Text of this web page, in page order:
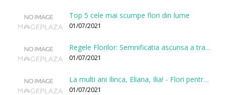
Top 5 cele mai scumpe flori din lume
01/07/2021
Regele Florilor: Semnificatia ascunsa a trandafirului
01/07/2021
La multi ani Ilinca, Eliana, Ilia! - Flori pentru doamnele sarbatorite de Sfantul Ilie
01/07/2021